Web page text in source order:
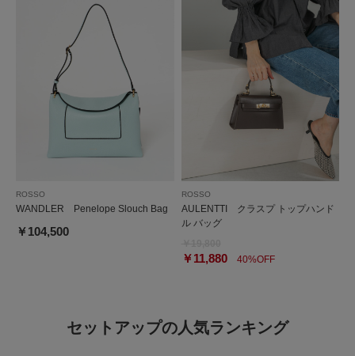
ROSSO
WANDLER Penelope Slouch Bag
￥104,500
ROSSO
AULENTTI クラスプ トップハンド
ル バッグ
￥11,88040%OFF
セットアップの人気ランキング